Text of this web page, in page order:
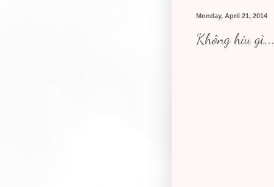
Monday, April 21, 2014
Không hỉu gì...